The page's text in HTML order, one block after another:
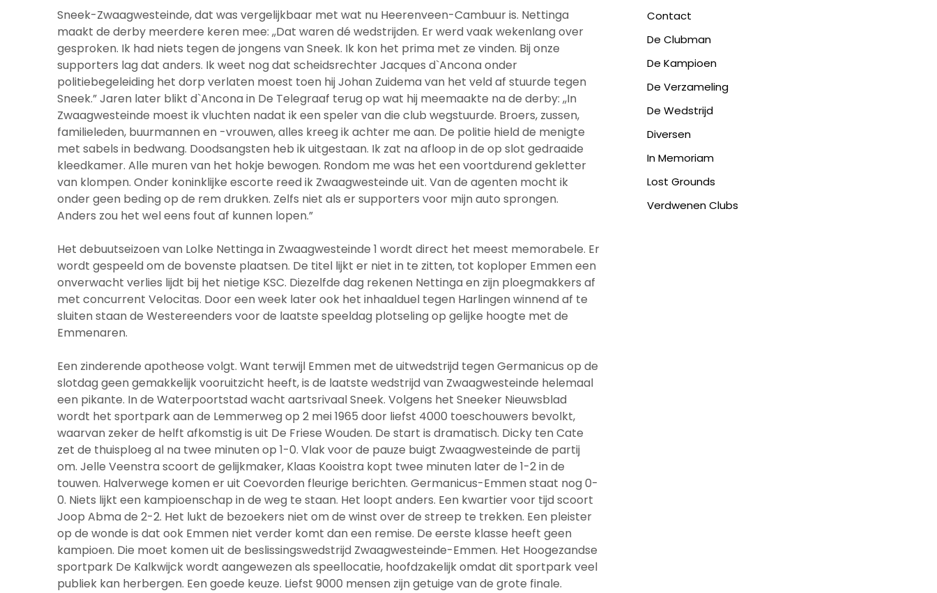
Sneek-Zwaagwesteinde, dat was vergelijkbaar met wat nu Heerenveen-Cambuur is. Nettinga
maakt de derby meerdere keren mee: ,,Dat waren dé wedstrijden. Er werd vaak wekenlang over
gesproken. Ik had niets tegen de jongens van Sneek. Ik kon het prima met ze vinden. Bij onze
supporters lag dat anders. Ik weet nog dat scheidsrechter Jacques d`Ancona onder
politiebegeleiding het dorp verlaten moest toen hij Johan Zuidema van het veld af stuurde tegen
Sneek.” Jaren later blikt d`Ancona in De Telegraaf terug op wat hij meemaakte na de derby: ,,In
Zwaagwesteinde moest ik vluchten nadat ik een speler van die club wegstuurde. Broers, zussen,
familieleden, buurmannen en -vrouwen, alles kreeg ik achter me aan. De politie hield de menigte
met sabels in bedwang. Doodsangsten heb ik uitgestaan. Ik zat na afloop in de op slot gedraaide
kleedkamer. Alle muren van het hokje bewogen. Rondom me was het een voortdurend gekletter
van klompen. Onder koninklijke escorte reed ik Zwaagwesteinde uit. Van de agenten mocht ik
onder geen beding op de rem drukken. Zelfs niet als er supporters voor mijn auto sprongen.
Anders zou het wel eens fout af kunnen lopen.”
Het debuutseizoen van Lolke Nettinga in Zwaagwesteinde 1 wordt direct het meest memorabele. Er
wordt gespeeld om de bovenste plaatsen. De titel lijkt er niet in te zitten, tot koploper Emmen een
onverwacht verlies lijdt bij het nietige KSC. Diezelfde dag rekenen Nettinga en zijn ploegmakkers af
met concurrent Velocitas. Door een week later ook het inhaalduel tegen Harlingen winnend af te
sluiten staan de Westereenders voor de laatste speeldag plotseling op gelijke hoogte met de
Emmenaren.
Een zinderende apotheose volgt. Want terwijl Emmen met de uitwedstrijd tegen Germanicus op de
slotdag geen gemakkelijk vooruitzicht heeft, is de laatste wedstrijd van Zwaagwesteinde helemaal
een pikante. In de Waterpoortstad wacht aartsrivaal Sneek. Volgens het Sneeker Nieuwsblad
wordt het sportpark aan de Lemmerweg op 2 mei 1965 door liefst 4000 toeschouwers bevolkt,
waarvan zeker de helft afkomstig is uit De Friese Wouden. De start is dramatisch. Dicky ten Cate
zet de thuisploeg al na twee minuten op 1-0. Vlak voor de pauze buigt Zwaagwesteinde de partij
om. Jelle Veenstra scoort de gelijkmaker, Klaas Kooistra kopt twee minuten later de 1-2 in de
touwen. Halverwege komen er uit Coevorden fleurige berichten. Germanicus-Emmen staat nog 0-
0. Niets lijkt een kampioenschap in de weg te staan. Het loopt anders. Een kwartier voor tijd scoort
Joop Abma de 2-2. Het lukt de bezoekers niet om de winst over de streep te trekken. Een pleister
op de wonde is dat ook Emmen niet verder komt dan een remise. De eerste klasse heeft geen
kampioen. Die moet komen uit de beslissingswedstrijd Zwaagwesteinde-Emmen. Het Hoogezandse
sportpark De Kalkwijck wordt aangewezen als speellocatie, hoofdzakelijk omdat dit sportpark veel
publiek kan herbergen. Een goede keuze. Liefst 9000 mensen zijn getuige van de grote finale.
Contact
De Clubman
De Kampioen
De Verzameling
De Wedstrijd
Diversen
In Memoriam
Lost Grounds
Verdwenen Clubs